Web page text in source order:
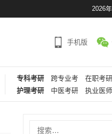
2026
手机版
专科考研 跨专业考 在职考研
护理考研
中医考研 执业医师